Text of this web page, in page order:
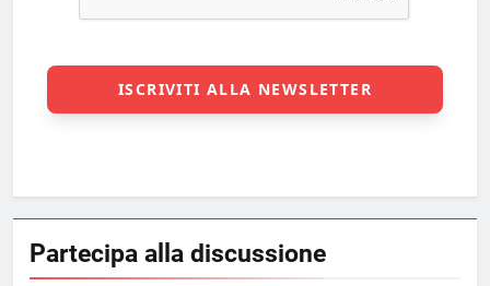
Partecipa alla discussione